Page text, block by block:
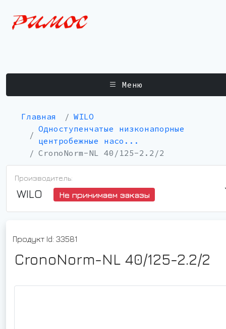
Меню
Главная
WILO
Одноступенчатые низконапорные
центробежные насо...
CronoNorm-NL 40/125-2.2/2
Производитель:
WILO Не принимаем заказы
Продукт Id: 33581
CronoNorm-NL 40/125-2.2/2